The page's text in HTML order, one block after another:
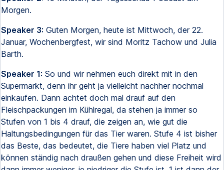
Morgen.
Speaker 3: Guten Morgen, heute ist Mittwoch, der 22.
Januar, Wochenbergfest, wir sind Moritz Tachow und Julia
Barth.
Speaker 1: So und wir nehmen euch direkt mit in den
Supermarkt, denn ihr geht ja vielleicht nachher nochmal
einkaufen. Dann achtet doch mal drauf auf den
Fleischpackungen im Kühlregal, da stehen ja immer so
Stufen von 1 bis 4 drauf, die zeigen an, wie gut die
Haltungsbedingungen für das Tier waren. Stufe 4 ist bisher
das Beste, das bedeutet, die Tiere haben viel Platz und
können ständig nach draußen gehen und diese Freiheit wird